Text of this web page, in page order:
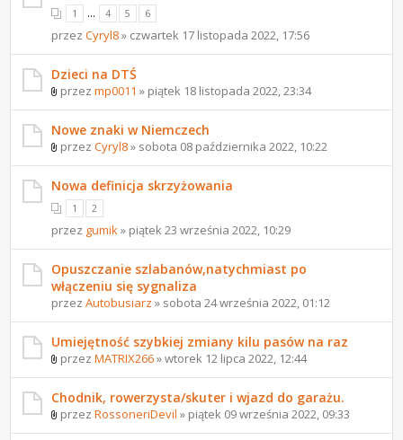
1 ... 4 5 6
przezCyryl8» czwartek 17 listopada 2022, 17:56
Dzieci na DTŚ
przezmp0011 » piątek 18 listopada 2022, 23:34
Nowe znaki w Niemczech
przezCyryl8» sobota 08 października 2022, 10:22
Nowa definicja skrzyżowania
1 2
przez gumik » piątek 23 września 2022, 10:29
Opuszczanie szlabanów,natychmiast po
włączeniu się sygnaliza
przezAutobusiarz » sobota 24 września 2022, 01:12
Umiejętność szybkiej zmiany kilu pasów na raz
przezMATRIX266» wtorek 12 lipca 2022, 12:44
Chodnik, rowerzysta/skuter i wjazd do garażu.
przezRossoneriDevil » piątek 09 września 2022, 09:33